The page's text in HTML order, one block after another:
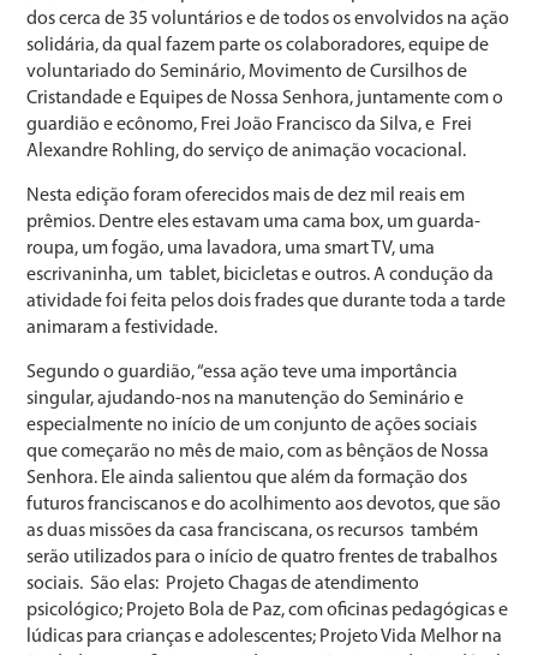
dos cerca de 35 voluntários e de todos os envolvidos na ação
solidária, da qual fazem parte os colaboradores, equipe de
voluntariado do Seminário, Movimento de Cursilhos de
Cristandade e Equipes de Nossa Senhora, juntamente com o
guardião e ecônomo, Frei João Francisco da Silva, e Frei
Alexandre Rohling, do serviço de animação vocacional.
Nesta edição foram oferecidos mais de dez mil reais em
prêmios. Dentre eles estavam uma cama box, um guarda-
roupa, um fogão, uma lavadora, uma smart TV, uma
escrivaninha, um tablet, bicicletas e outros. A condução da
atividade foi feita pelos dois frades que durante toda a tarde
animaram a festividade.
Segundo o guardião, “essa ação teve uma importância
singular, ajudando-nos na manutenção do Seminário e
especialmente no início de um conjunto de ações sociais
que começarão no mês de maio, com as bênçãos de Nossa
Senhora. Ele ainda salientou que além da formação dos
futuros franciscanos e do acolhimento aos devotos, que são
as duas missões da casa franciscana, os recursos também
serão utilizados para o início de quatro frentes de trabalhos
sociais. São elas: Projeto Chagas de atendimento
psicológico; Projeto Bola de Paz, com oficinas pedagógicas e
lúdicas para crianças e adolescentes; Projeto Vida Melhor na